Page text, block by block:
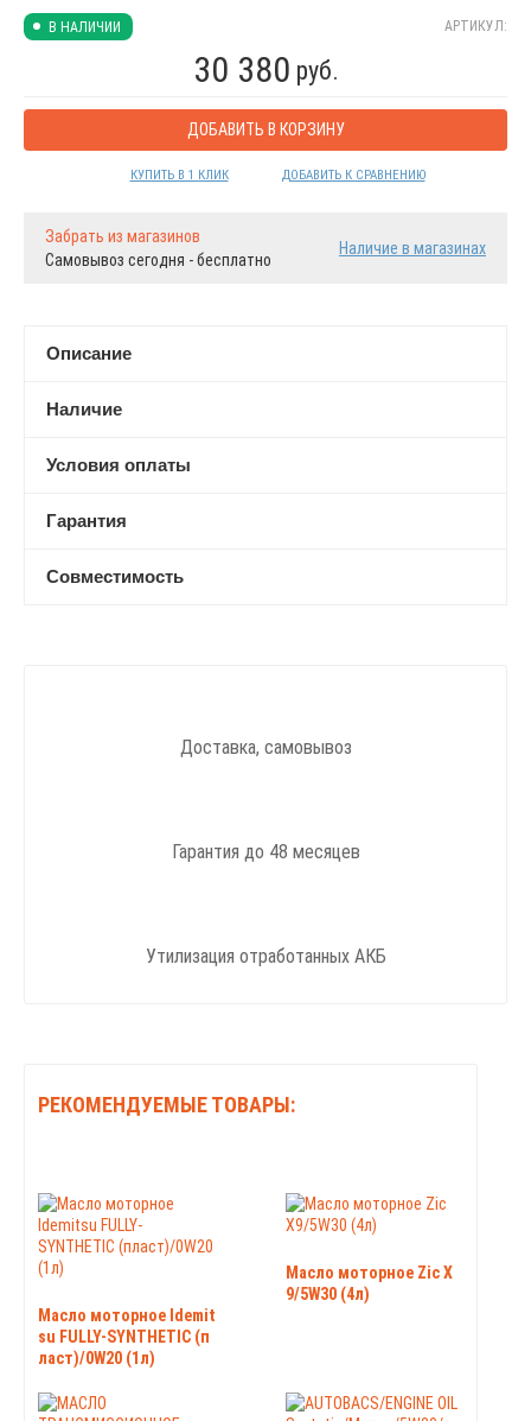
В НАЛИЧИИ АРТИКУЛ:
30 380 руб.
ДОБАВИТЬ В КОРЗИНУ
КУПИТЬ В 1 КЛИК ДОБАВИТЬ К СРАВНЕНИЮ
Забрать из магазинов
Самовывоз сегодня - бесплатно
Наличие в магазинах
Описание
Наличие
Условия оплаты
Гарантия
Совместимость
Доставка, самовывоз
Гарантия до 48 месяцев
Утилизация отработанных АКБ
РЕКОМЕНДУЕМЫЕ ТОВАРЫ:
Масло моторное Idemit
su FULLY-SYNTHETIC (п
ласт)/0W20 (1л)
Масло моторное Zic X
9/5W30 (4л)